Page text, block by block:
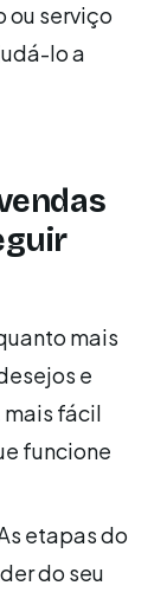
ou serviço
lo a
mais
e
fácil
funcione
etapas do
do seu